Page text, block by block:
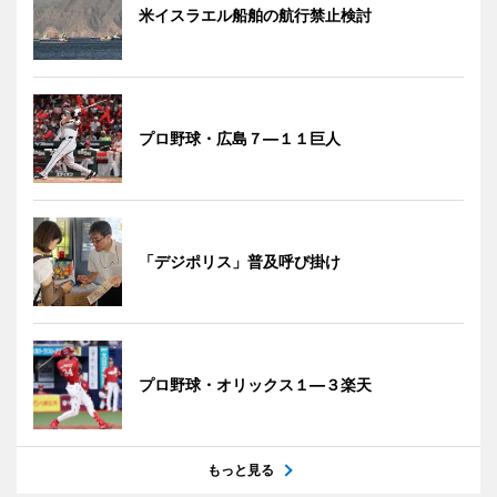
米イスラエル船舶の航行禁止検討
プロ野球・広島７―１１巨人
「デジポリス」普及呼び掛け
プロ野球・オリックス１―３楽天
もっと見る